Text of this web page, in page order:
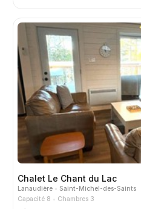
Chalet Le Chant du Lac
Lanaudière
Saint-Michel-des-Saints
Capacité 8
Chambres 3